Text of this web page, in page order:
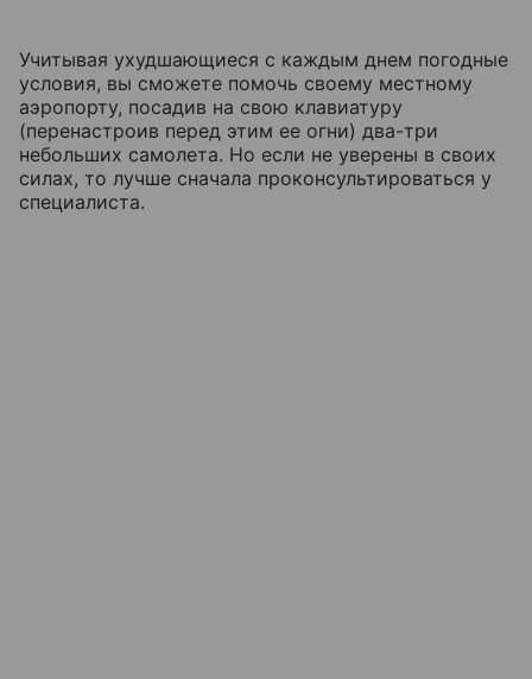
Учитывая ухудшающиеся с каждым днем погодные
условия, вы сможете помочь своему местному
аэропорту, посадив на свою клавиатуру
(перенастроив перед этим ее огни) два-три
небольших самолета. Но если не уверены в своих
силах, то лучше сначала проконсультироваться у
специалиста.